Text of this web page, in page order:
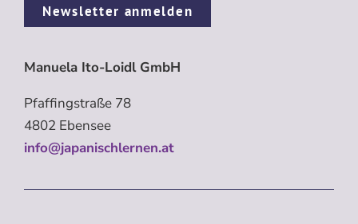
Newsletter anmelden
Manuela Ito-Loidl GmbH
Pfaffingstraße 78
4802 Ebensee
info@japanischlernen.at